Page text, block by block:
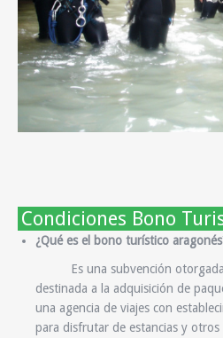
Condiciones Bono
¿Qué es el bono turístico
Es una subvención otorgada
destinada a la adquisición de
una agencia de viajes con
para disfrutar de estancias y otros